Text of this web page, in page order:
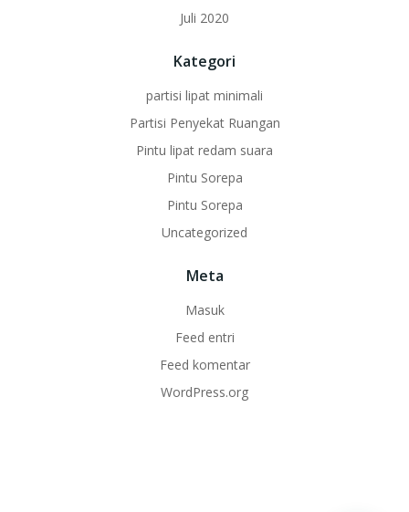
Juli 2020
Kategori
partisi lipat minimali
Partisi Penyekat Ruangan
Pintu lipat redam suara
Pintu Sorepa
Pintu Sorepa
Uncategorized
Meta
Masuk
Feed entri
Feed komentar
WordPress.org